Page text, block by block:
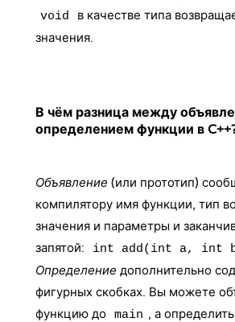
void
в качестве типа
значения.
В чём разница между
определением функции в
Объявление (или прототип)
компилятору имя функции, тип
значения и параметры и
запятой:
int add(int a, int
Определение дополнительно
фигурных скобках. Вы можете
функцию до main , а